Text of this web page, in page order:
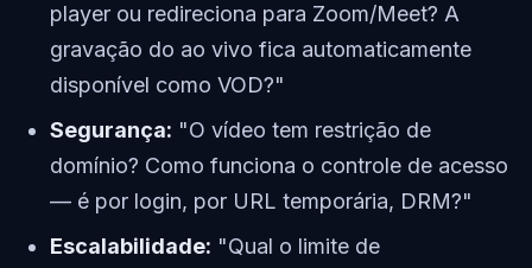
player ou redireciona para Zoom/Meet? A
gravação do ao vivo fica automaticamente
disponível como VOD?"
Segurança: "O vídeo tem restrição de
domínio? Como funciona o controle de acesso
— é por login, por URL temporária, DRM?"
Escalabilidade: "Qual o limite de